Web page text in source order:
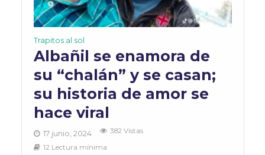
Trapitos al sol
Albañil se enamora de
su “chalán” y se casan;
su historia de amor se
hace viral
17 junio, 2024
382 Vistas
12 Lectura mínima